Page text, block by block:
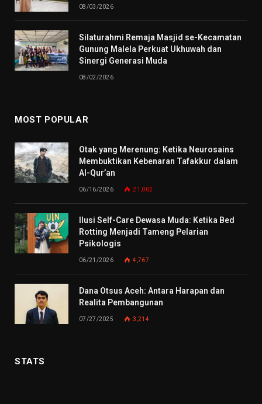
08/03/2026
Silaturahmi Remaja Masjid se-Kecamatan
Gunung Malela Perkuat Ukhuwah dan
Sinergi Generasi Muda
08/02/2026
MOST POPULAR
Otak yang Merenung: Ketika Neurosains
Membuktikan Kebenaran Tafakkur dalam
Al-Qur’an
06/16/2026 21,002
Ilusi Self-Care Dewasa Muda: Ketika Bed
Rotting Menjadi Tameng Pelarian
Psikologis
06/21/2026 4,767
Dana Otsus Aceh: Antara Harapan dan
Realita Pembangunan
07/27/2025 3,214
STATS